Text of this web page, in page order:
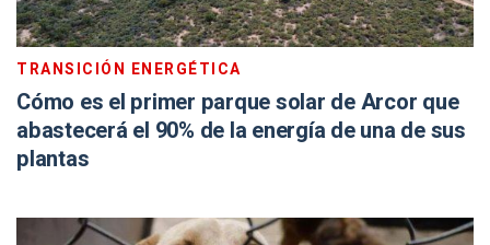
TRANSICIÓN ENERGÉTICA
Cómo es el primer parque solar de Arcor que
abastecerá el 90% de la energía de una de sus
plantas